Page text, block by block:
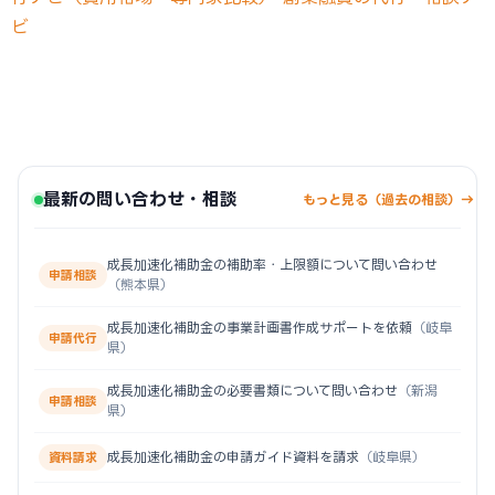
ビ
最新の問い合わせ・相談 もっと見る（過去の相談）→
申請相談
成長加速化補助金の補助率・上限額について問い合わせ
（熊本県）
申請代行
成長加速化補助金の事業計画書作成サポートを依頼 （岐阜
県）
申請相談
成長加速化補助金の必要書類について問い合わせ （新潟
県）
資料請求 成長加速化補助金の申請ガイド資料を請求 （岐阜県）